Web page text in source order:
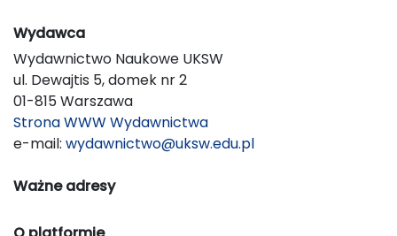
Wydawca
Wydawnictwo Naukowe UKSW
ul. Dewajtis 5, domek nr 2
01-815 Warszawa
Strona WWW Wydawnictwa
e-mail: wydawnictwo@uksw.edu.pl
Ważne adresy